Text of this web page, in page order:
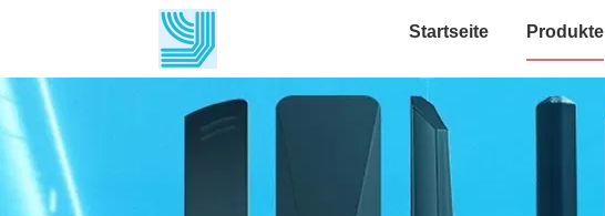
Startseite Produkte